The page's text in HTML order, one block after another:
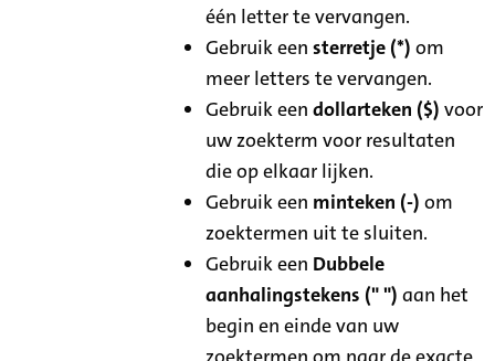
één letter te vervangen.
Gebruik eensterretje (*) om
meer letters te vervangen.
Gebruik eendollarteken ($) voor
uw zoekterm voor resultaten
die op elkaar lijken.
Gebruik een minteken (-) om
zoektermen uit te sluiten.
Gebruik een Dubbele
aanhalingstekens (" ") aan het
begin en einde van uw